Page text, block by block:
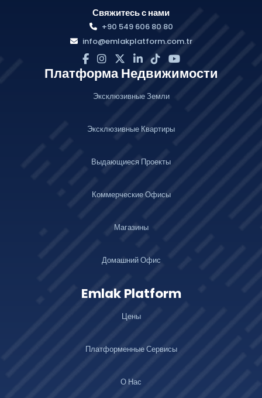
Свяжитесь с нами
+90 549 606 80 80
info@emlakplatform.com.tr
Платформа Недвижимости
Эксклюзивные Земли
Эксклюзивные Квартиры
Выдающиеся Проекты
Коммерческие Офисы
Магазины
Домашний Офис
Emlak Platform
Цены
Платформенные Сервисы
О Нас